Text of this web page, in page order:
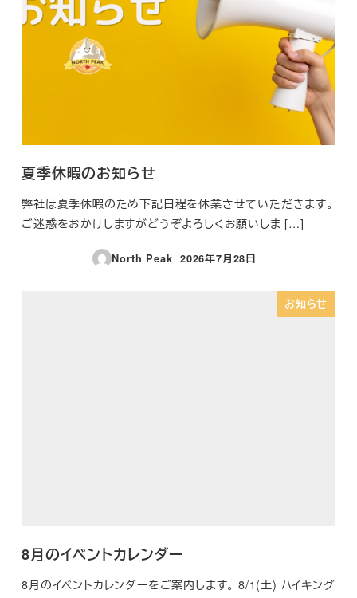
夏季休暇のお知らせ
弊社は夏季休暇のため下記日程を休業させていただきます。
ご迷惑をおかけしますがどうぞよろしくお願いしま […]
North Peak
投稿日
2026年7月28日
お知らせ
8月のイベントカレンダー
8月のイベントカレンダーをご案内します。 8/1(土) ハイキング